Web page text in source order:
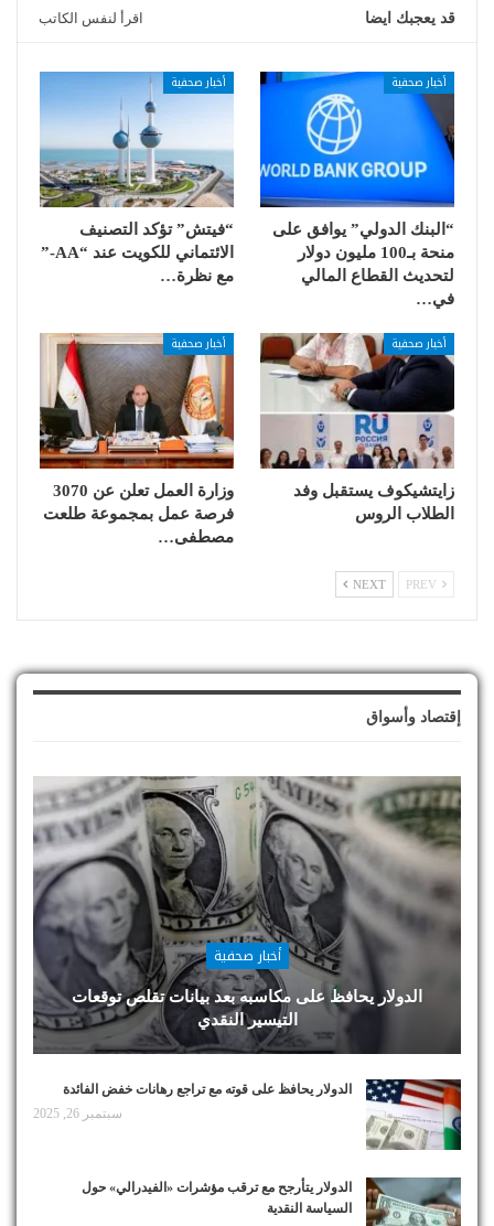
قد يعجبك ايضا اقرأ لنفس الكاتب
أخبار صحفية
“البنك الدولي” يوافق على
منحة بـ100 مليون دولار
لتحديث القطاع المالي
في…
أخبار صحفية
“فيتش” تؤكد التصنيف
الائتماني للكويت عند “AA-”
مع نظرة…
أخبار صحفية
زايتشيكوف يستقبل وفد
الطلاب الروس
أخبار صحفية
وزارة العمل تعلن عن 3070
فرصة عمل بمجموعة طلعت
مصطفى…
NEXT
إقتصاد وأسواق
أخبار صحفية
الدولار يحافظ على مكاسبه بعد بيانات تقلص توقعات
التيسير النقدي
الدولار يحافظ على قوته مع تراجع رهانات خفض الفائدة
سبتمبر 26, 2025
الدولار يتأرجح مع ترقب مؤشرات «الفيدرالي» حول
السياسة النقدية